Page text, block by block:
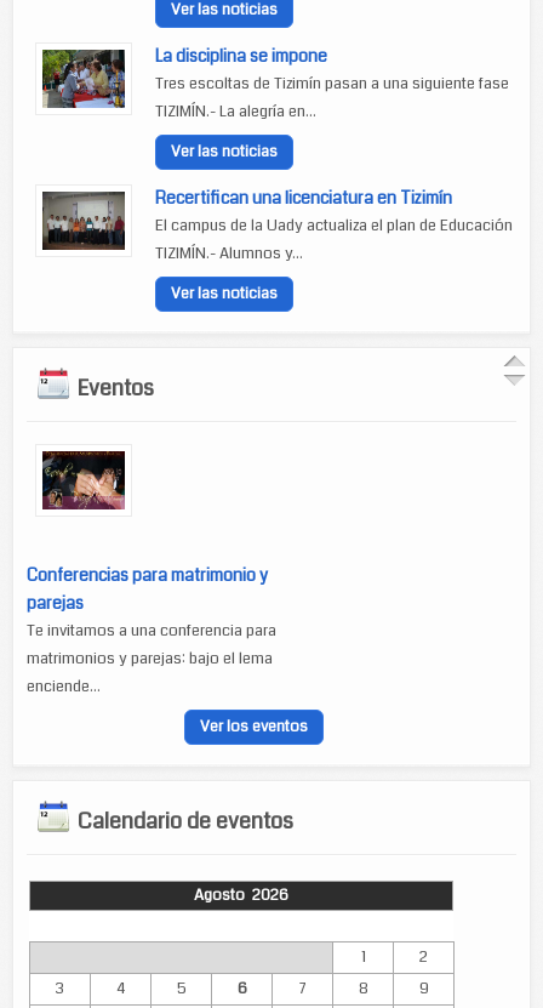
Ver las noticias
La disciplina se impone
Tres escoltas de Tizimín pasan a una siguiente fase
TIZIMÍN.- La alegría en...
Ver las noticias
Recertifican una licenciatura en Tizimín
El campus de la Uady actualiza el plan de Educación
TIZIMÍN.- Alumnos y...
Ver las noticias
Eventos
Conferencias para matrimonio y
parejas
Te invitamos a una conferencia para
matrimonios y parejas: bajo el lema
enciende...
Ver los eventos
Calendario de eventos
Agosto 2026
1
2
3
4 5 6 7 8
9